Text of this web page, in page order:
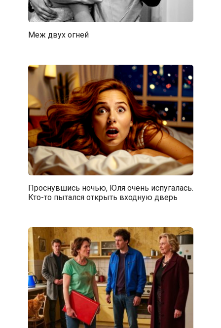
Меж двух огней
Проснувшись ночью, Юля очень испугалась.
Кто-то пытался открыть входную дверь